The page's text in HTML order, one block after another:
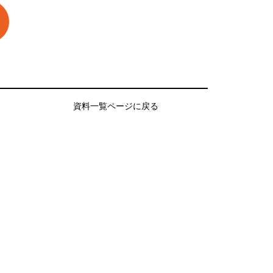
資料一覧ページに戻る